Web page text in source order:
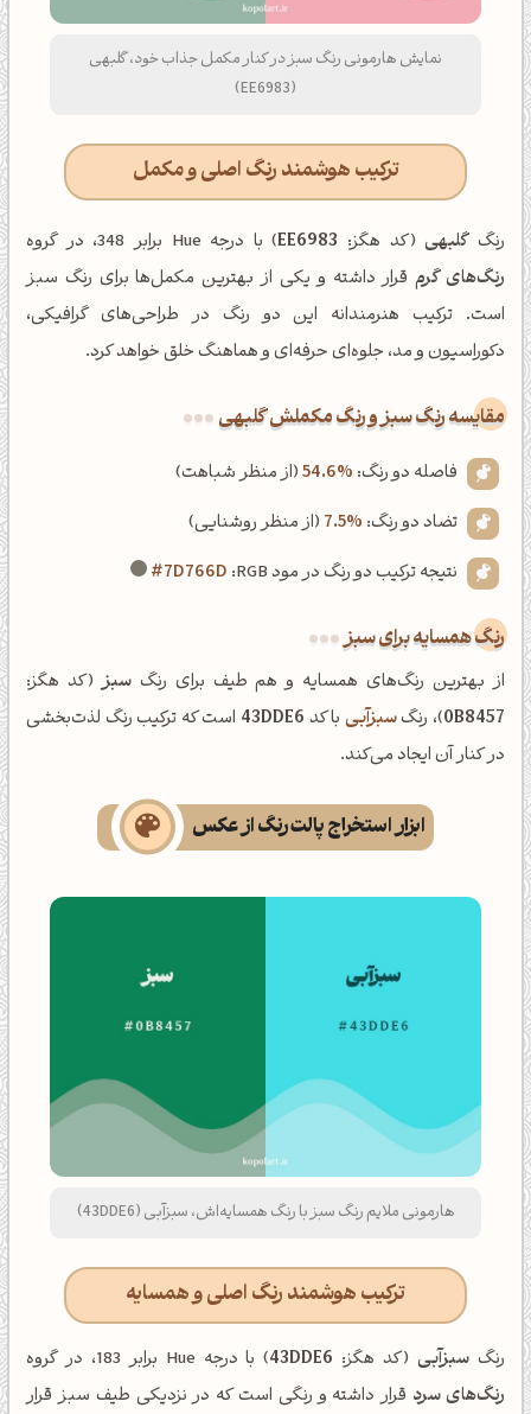
نمایش هارمونی رنگ سبز در کنار مکمل جذاب خود، گلبهی
(EE6983)
ترکیب هوشمند رنگ اصلی و مکمل
رنگگلبهی(کد هگز: EE6983) با درجه Hue برابر 348، در گروه
رنگ‌های گرمقرار داشته و یکی از بهترین مکمل‌ها برای رنگ سبز
است. ترکیب هنرمندانه این دو رنگ در طراحی‌های گرافیکی،
دکوراسیون و مد، جلوه‌ای حرفه‌ای و هماهنگ خلق خواهد کرد.
‌مقایسه رنگ سبز و رنگ مکملش گلبهی
فاصله دو رنگ: 54.6%(از منظر شباهت)
تضاد دو رنگ: 7.5% (از منظر روشنایی)
نتیجه ترکیب دو رنگ در مود RGB:
#7D766D
رنگ همسایه برای سبز
از بهترین رنگ‌های همسایه و هم طیف برای رنگسبز(کد هگز:
0B8457)، رنگسبزآبی با کد 43DDE6 است که ترکیب رنگ لذت‌بخشی
در کنار آن ایجاد می‌کند.
ابزار استخراج پالت رنگ از عکس
هارمونی ملایم رنگ سبز با رنگ همسایه‌اش، سبزآبی (43DDE6)
ترکیب هوشمند رنگ اصلی و همسایه
رنگ سبزآبی(کد هگز: 43DDE6) با درجه Hue برابر 183، در گروه
رنگ‌های سرد قرار داشته و رنگی است که در نزدیکی طیف سبز قرار